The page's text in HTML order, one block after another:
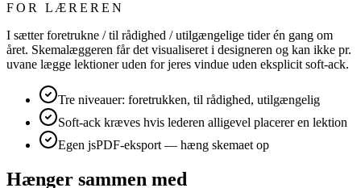
FOR LÆREREN
I sætter foretrukne / til rådighed / utilgængelige tider én gang om
året. Skemalæggeren får det visualiseret i designeren og kan ikke pr.
uvane lægge lektioner uden for jeres vindue uden eksplicit soft-ack.
Tre niveauer: foretrukken, til rådighed, utilgængelig
Soft-ack kræves hvis lederen alligevel placerer en lektion
Egen jsPDF-eksport — hæng skemaet op
Hænger sammen med